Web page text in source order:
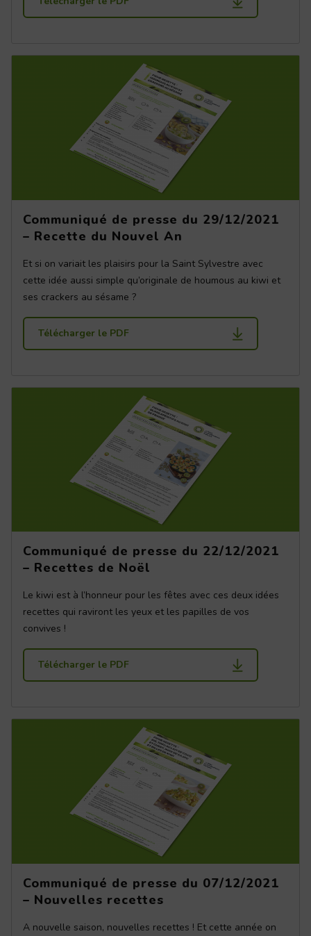
Communiqué de presse du 29/12/2021
– Recette du Nouvel An
Et si on variait les plaisirs pour la Saint Sylvestre avec
cette idée aussi simple qu’originale de houmous au kiwi et
ses crackers au sésame ?
Télécharger le PDF
Communiqué de presse du 22/12/2021
– Recettes de Noël
Le kiwi est à l’honneur pour les fêtes avec ces deux idées
recettes qui raviront les yeux et les papilles de vos
convives !
Télécharger le PDF
Communiqué de presse du 07/12/2021
– Nouvelles recettes
A nouvelle saison, nouvelles recettes ! Et cette année on